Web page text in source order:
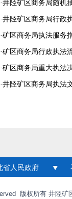
·井陉矿区商务局随机
·井陉矿区商务局行政
·矿区商务局执法服务
·矿区商务局行政执法
·矿区商务局重大执法
·井陉矿区商务局执法